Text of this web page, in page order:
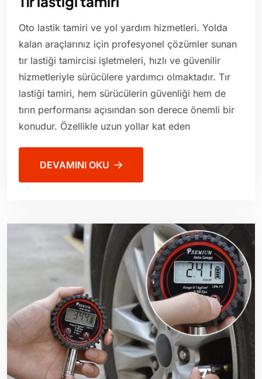
Oto lastik tamiri ve yol yardım hizmetleri. Yolda
kalan araçlarınız için profesyonel çözümler sunan
tır lastiği tamircisi işletmeleri, hızlı ve güvenilir
hizmetleriyle sürücülere yardımcı olmaktadır. Tır
lastiği tamiri, hem sürücülerin güvenliği hem de
tırın performansı açısından son derece önemli bir
konudur. Özellikle uzun yollar kat eden
DEVAMINI OKU